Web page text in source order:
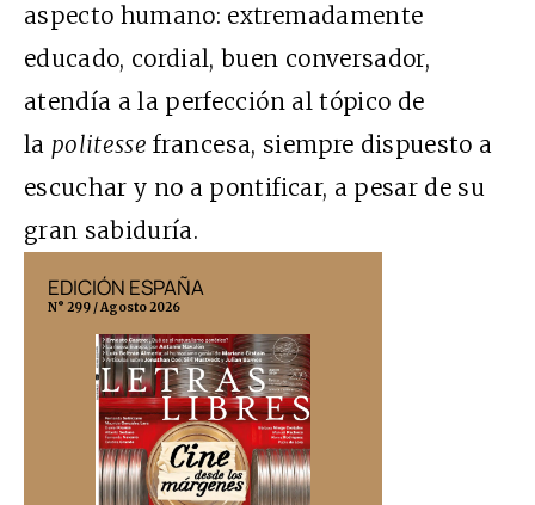
aspecto humano: extremadamente
educado, cordial, buen conversador,
atendía a la perfección al tópico de
la politesse francesa, siempre dispuesto a
escuchar y no a pontificar, a pesar de su
gran sabiduría.
EDICIÓN ESPAÑA
N° 299 / Agosto 2026